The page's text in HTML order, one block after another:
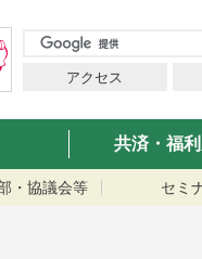
アクセス
共済・福
・協議会等 セミ